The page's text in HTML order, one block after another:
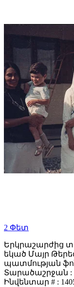
2 Փետ
Երկրաշարժից
եկած Մայր
պատմության
Տարածաշրջան :
Ինվենտար # :